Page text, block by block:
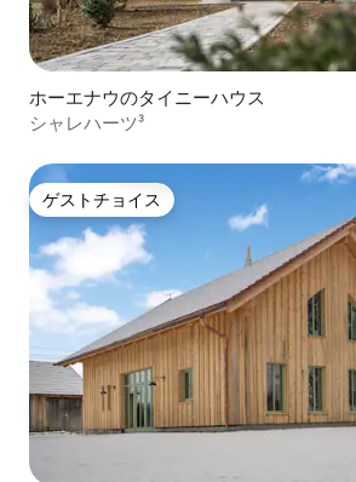
ホーエナウのタイニーハウス
シャレハーツ³
ゲストチョイス
ゲストチョイス